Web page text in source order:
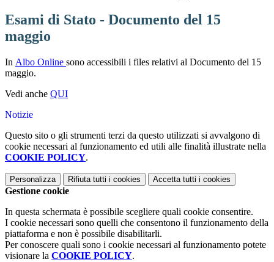
Esami di Stato - Documento del 15
maggio
In Albo Online sono accessibili i files relativi al Documento del 15
maggio.
Vedi anche QUI
Notizie
Questo sito o gli strumenti terzi da questo utilizzati si avvalgono di
cookie necessari al funzionamento ed utili alle finalità illustrate nella
COOKIE POLICY.
Personalizza Rifiuta tutti i cookies Accetta tutti i cookies
Gestione cookie
In questa schermata è possibile scegliere quali cookie consentire.
I cookie necessari sono quelli che consentono il funzionamento della
piattaforma e non è possibile disabilitarli.
Per conoscere quali sono i cookie necessari al funzionamento potete
visionare la COOKIE POLICY.